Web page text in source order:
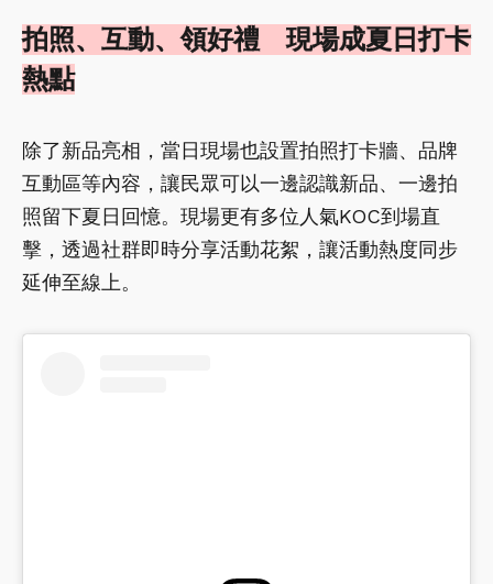
拍照、互動、領好禮 現場成夏日打卡
熱點
除了新品亮相，當日現場也設置拍照打卡牆、品牌
互動區等內容，讓民眾可以一邊認識新品、一邊拍
照留下夏日回憶。現場更有多位人氣KOC到場直
擊，透過社群即時分享活動花絮，讓活動熱度同步
延伸至線上。